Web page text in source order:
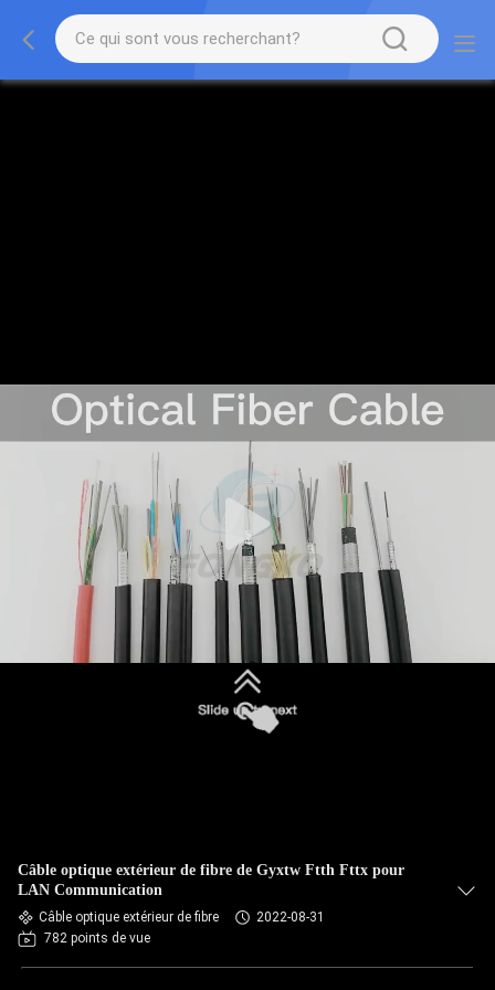
Câble optique extérieur de fibre de Gyxtw Ftth Fttx pour
LAN Communication
Câble optique extérieur de fibre
2022-08-31
782 points de vue